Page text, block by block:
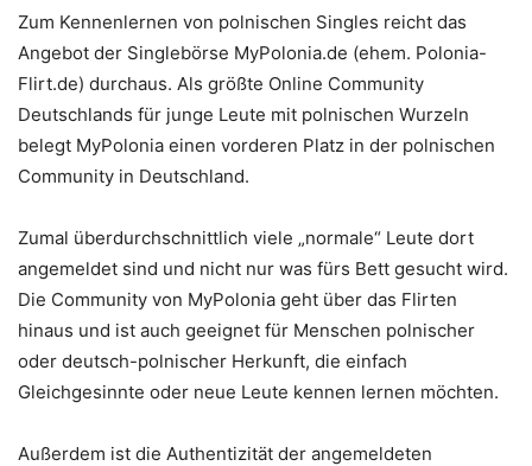
Zum Kennenlernen von polnischen Singles reicht das
Angebot der Singlebörse MyPolonia.de (ehem. Polonia-
Flirt.de) durchaus. Als größte Online Community
Deutschlands für junge Leute mit polnischen Wurzeln
belegt MyPolonia einen vorderen Platz in der polnischen
Community in Deutschland.
Zumal überdurchschnittlich viele „normale“ Leute dort
angemeldet sind und nicht nur was fürs Bett gesucht wird.
Die Community von MyPolonia geht über das Flirten
hinaus und ist auch geeignet für Menschen polnischer
oder deutsch-polnischer Herkunft, die einfach
Gleichgesinnte oder neue Leute kennen lernen möchten.
Außerdem ist die Authentizität der angemeldeten